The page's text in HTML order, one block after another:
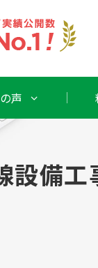
声
設備工